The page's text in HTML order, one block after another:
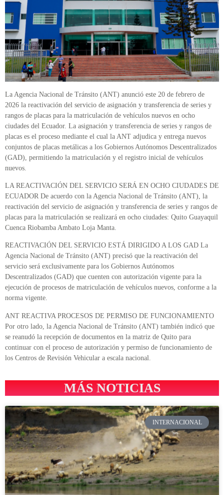
La Agencia Nacional de Tránsito (ANT) anunció este 20 de febrero de
2026 la reactivación del servicio de asignación y transferencia de series y
rangos de placas para la matriculación de vehículos nuevos en ocho
ciudades del Ecuador. La asignación y transferencia de series y rangos de
placas es el proceso mediante el cual la ANT adjudica y entrega nuevos
conjuntos de placas metálicas a los Gobiernos Autónomos Descentralizados
(GAD), permitiendo la matriculación y el registro inicial de vehículos
nuevos.
LA REACTIVACIÓN DEL SERVICIO SERÁ EN OCHO CIUDADES DE
ECUADOR De acuerdo con la Agencia Nacional de Tránsito (ANT), la
reactivación del servicio de asignación y transferencia de series y rangos de
placas para la matriculación se realizará en ocho ciudades: Quito Guayaquil
Cuenca Riobamba Ambato Loja Manta.
REACTIVACIÓN DEL SERVICIO ESTÁ DIRIGIDO A LOS GAD La
Agencia Nacional de Tránsito (ANT) precisó que la reactivación del
servicio será exclusivamente para los Gobiernos Autónomos
Descentralizados (GAD) que cuenten con autorización vigente para la
ejecución de procesos de matriculación de vehículos nuevos, conforme a la
norma vigente.
ANT REACTIVA PROCESOS DE PERMISO DE FUNCIONAMIENTO
Por otro lado, la Agencia Nacional de Tránsito (ANT) también indicó que
se reanudó la recepción de documentos en la matriz de Quito para
continuar con el proceso de autorización y permiso de funcionamiento de
los Centros de Revisión Vehicular a escala nacional.
MÁS NOTICIAS
INTERNACIONAL